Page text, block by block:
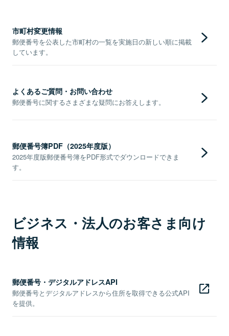
市町村変更情報
郵便番号を公表した市町村の一覧を実施日の新しい順に掲載
しています。
よくあるご質問・お問い合わせ
郵便番号に関するさまざまな疑問にお答えします。
郵便番号簿PDF（2025年度版）
2025年度版郵便番号簿をPDF形式でダウンロードできま
す。
ビジネス・法人のお客さま向け
情報
郵便番号・デジタルアドレスAPI
郵便番号とデジタルアドレスから住所を取得できる公式API
を提供。